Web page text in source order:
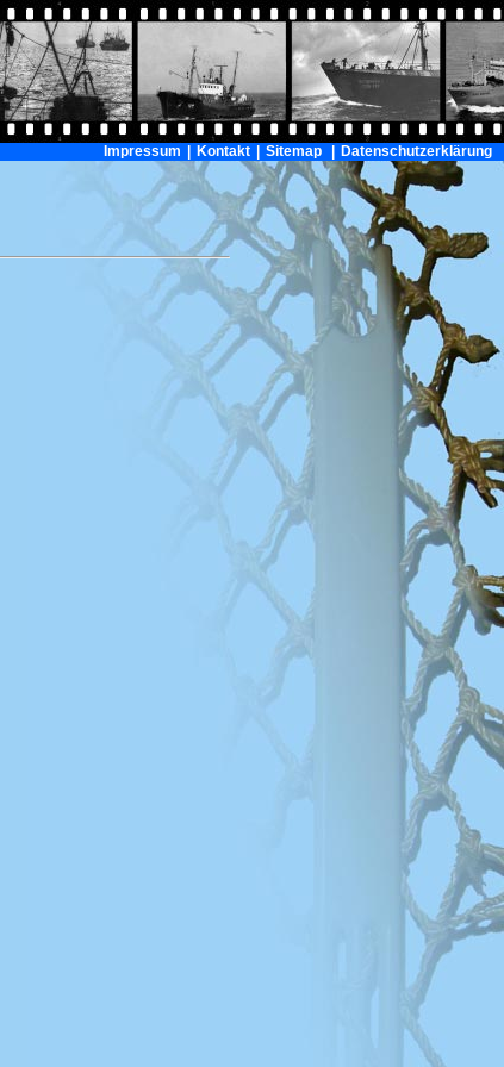
Impressum Kontakt Sitemap Datenschutzerklärung